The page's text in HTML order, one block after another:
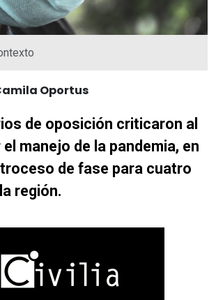
Oportus
de oposición criticaron al
manejo de la pandemia, en
de fase para cuatro
región.